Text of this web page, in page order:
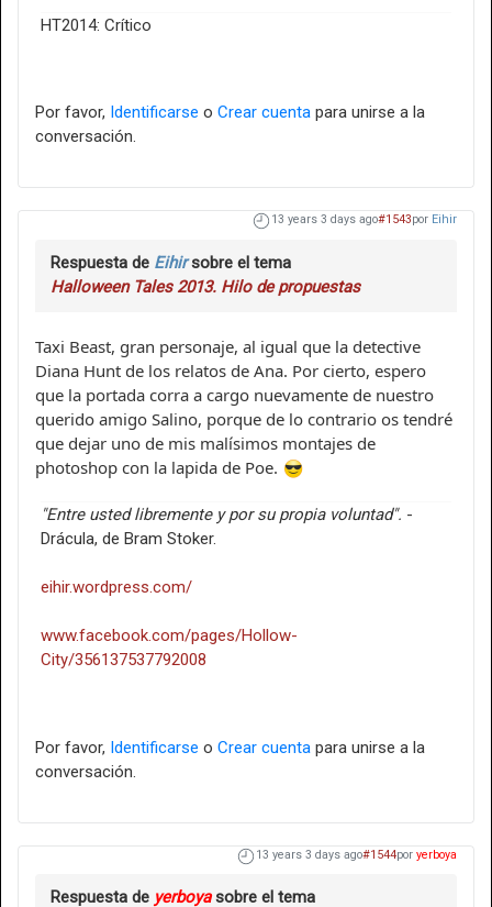
HT2014: Crítico
Por favor, Identificarse o Crear cuenta para unirse a la
conversación.
13 years 3 days ago#1543por Eihir
Respuesta de Eihirsobre el tema
Halloween Tales 2013. Hilo de propuestas
Taxi Beast, gran personaje, al igual que la detective
Diana Hunt de los relatos de Ana. Por cierto, espero
que la portada corra a cargo nuevamente de nuestro
querido amigo Salino, porque de lo contrario os tendré
que dejar uno de mis malísimos montajes de
photoshop con la lapida de Poe.
"Entre usted libremente y por su propia voluntad". -
Drácula, de Bram Stoker.
eihir.wordpress.com/
www.facebook.com/pages/Hollow-
City/356137537792008
Por favor, Identificarse o Crear cuenta para unirse a la
conversación.
13 years 3 days ago#1544por yerboya
Respuesta de yerboyasobre el tema